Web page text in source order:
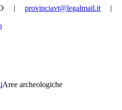
| provinciavt@legalmail.it |
Aree archeologiche